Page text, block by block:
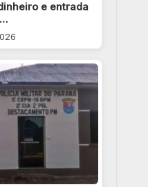
e entrada